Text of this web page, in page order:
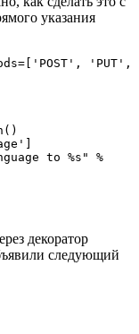
указания
'PUT',
декоратор
следующий